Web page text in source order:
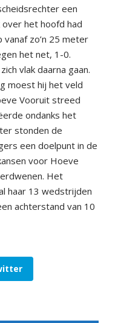
een
het hoofd had
vanaf zo’n 25 meter
het net, 1-0.
vlak daarna gaan.
moest hij het veld
Vooruit streed
ondanks het
stonden de
een doelpunt in de
voor Hoeve
Het
haar 13 wedstrijden
achterstand van 10